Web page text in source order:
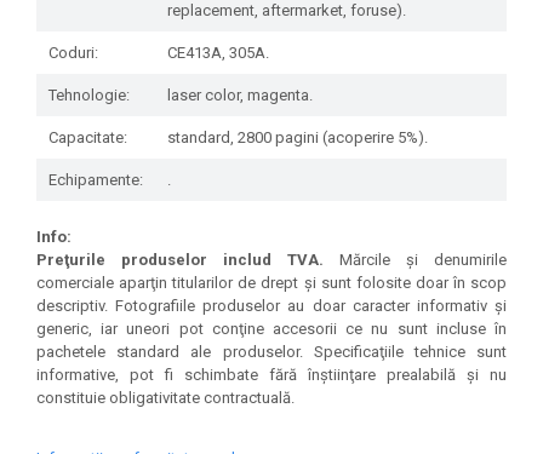
replacement, aftermarket, foruse).
Coduri: CE413A, 305A.
Tehnologie: laser color, magenta.
Capacitate: standard, 2800 pagini (acoperire 5%).
Echipamente: .
Info:
Preţurile produselor includ TVA. Mărcile şi denumirile
comerciale aparţin titularilor de drept şi sunt folosite doar în scop
descriptiv. Fotografiile produselor au doar caracter informativ şi
generic, iar uneori pot conţine accesorii ce nu sunt incluse în
pachetele standard ale produselor. Specificaţiile tehnice sunt
informative, pot fi schimbate fără înştiinţare prealabilă şi nu
constituie obligativitate contractuală.